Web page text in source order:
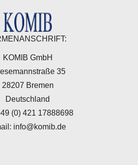
KOMIB GmbH
35
28207 Bremen
Deutschland
(0) 421 17888698
info@komib.de